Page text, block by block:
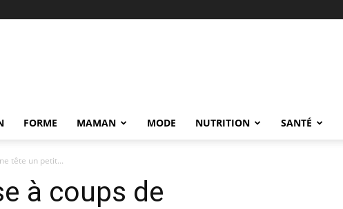
FORME MAMAN MODE NUTRITION SANTÉ
tête un petit...
à coups de